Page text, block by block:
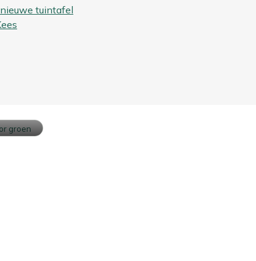
tuintafel